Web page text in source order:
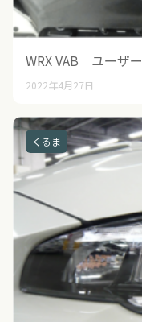
WRX VAB ユーザ
2022年4月27日
くるま